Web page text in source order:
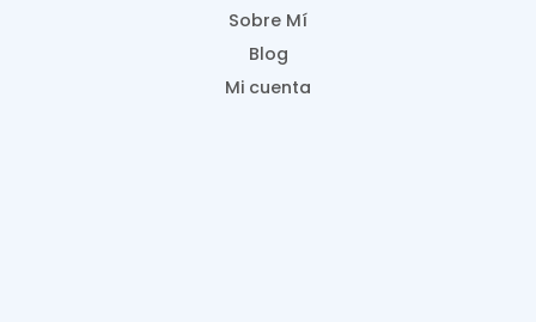
Sobre Mí
Blog
Mi cuenta